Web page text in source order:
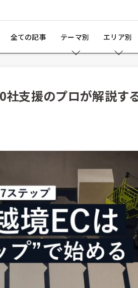
全ての記事 テーマ別 エリア別
社支援のプロが解説す